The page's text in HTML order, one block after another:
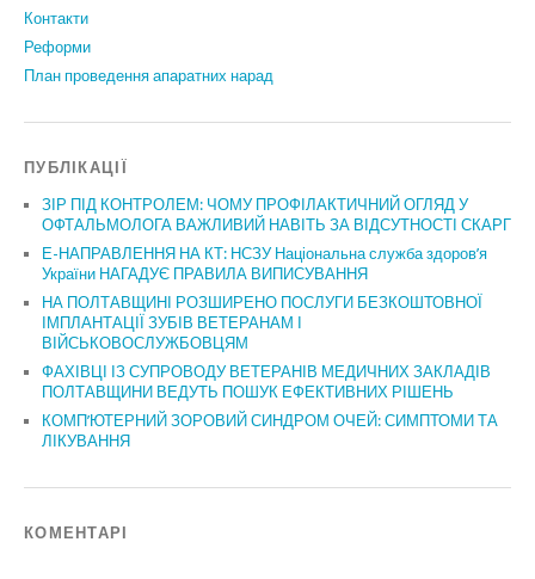
Контакти
Реформи
План проведення апаратних нарад
ПУБЛІКАЦІЇ
ЗІР ПІД КОНТРОЛЕМ: ЧОМУ ПРОФІЛАКТИЧНИЙ ОГЛЯД У
ОФТАЛЬМОЛОГА ВАЖЛИВИЙ НАВІТЬ ЗА ВІДСУТНОСТІ СКАРГ
Е-НАПРАВЛЕННЯ НА КТ: НСЗУ Національна служба здоров’я
України НАГАДУЄ ПРАВИЛА ВИПИСУВАННЯ
НА ПОЛТАВЩИНІ РОЗШИРЕНО ПОСЛУГИ БЕЗКОШТОВНОЇ
ІМПЛАНТАЦІЇ ЗУБІВ ВЕТЕРАНАМ І
ВІЙСЬКОВОСЛУЖБОВЦЯМ
ФАХІВЦІ ІЗ СУПРОВОДУ ВЕТЕРАНІВ МЕДИЧНИХ ЗАКЛАДІВ
ПОЛТАВЩИНИ ВЕДУТЬ ПОШУК ЕФЕКТИВНИХ РІШЕНЬ
КОМП’ЮТЕРНИЙ ЗОРОВИЙ СИНДРОМ ОЧЕЙ: СИМПТОМИ ТА
ЛІКУВАННЯ
КОМЕНТАРІ